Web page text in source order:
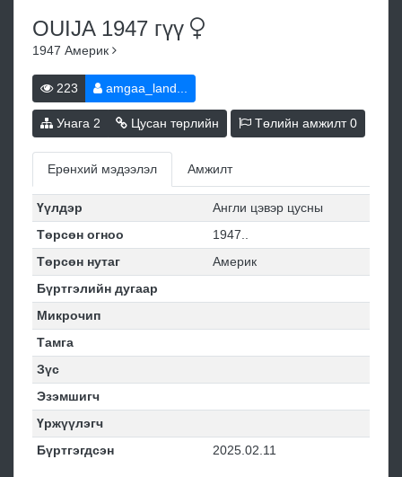
OUIJA 1947 гүү
1947 Америк
223 amgaa_land...
Унага 2 Цусан төрлийн Төлийн амжилт0
Ерөнхий мэдээлэл Амжилт
Үүлдэр
Англи цэвэр цусны
Төрсөн огноо
1947..
Төрсөн нутаг
Америк
Бүртгэлийн дугаар
Микрочип
Тамга
Зүс
Эзэмшигч
Үржүүлэгч
Бүртгэгдсэн
2025.02.11